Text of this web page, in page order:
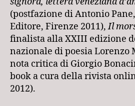
(postfazione di Antonio
Editore, Firenze 2011),Il
finalista alla XXIII edizione
nazionale di poesia Lorenzo
nota critica di Giorgio
book a cura della rivista
2012).